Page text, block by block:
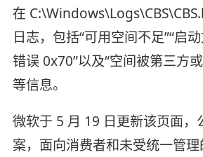
在
日志，包括“可用空间不足”“启
错误 0x70”以及“空间被第三方
等信息。
微软于 5 月 19 日更新该页面，
案，面向消费者和未受统一管